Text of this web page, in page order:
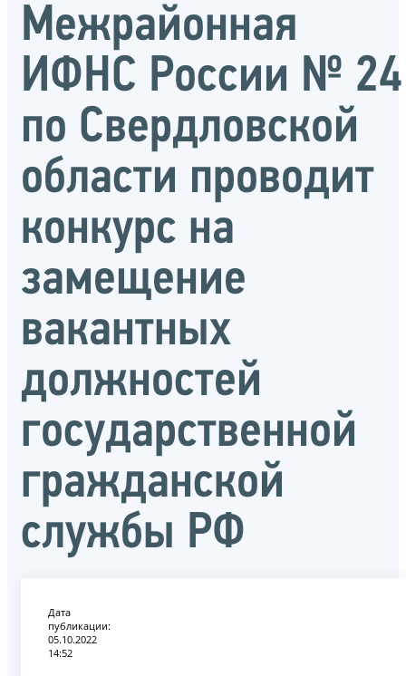
Межрайонная
ИФНС России № 24
по Свердловской
области проводит
конкурс на
замещение
вакантных
должностей
государственной
гражданской
службы РФ
Дата
публикации:
05.10.2022
14:52